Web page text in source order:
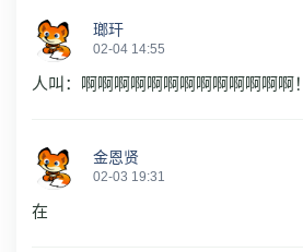
瑯玕
02-04 14:55
人叫：啊啊啊啊啊啊啊啊啊啊啊啊啊！
金恩贤
02-03 19:31
在